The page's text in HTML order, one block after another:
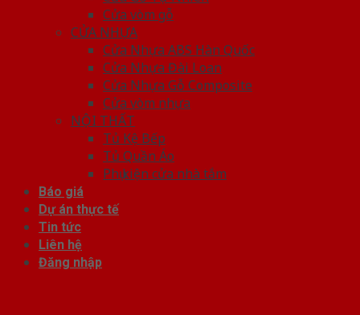
Cửa vòm gỗ
CỬA NHỰA
Cửa Nhựa ABS Hàn Quốc
Cửa Nhựa Đài Loan
Cửa Nhựa Gỗ Composite
Cửa vòm nhựa
NỘI THẤT
Tủ Kệ Bếp
Tủ Quần Áo
Phụ kiện cửa nhà tắm
Báo giá
Dự án thực tế
Tin tức
Liên hệ
Đăng nhập